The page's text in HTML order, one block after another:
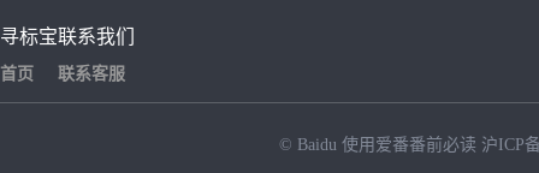
寻标宝
首页
联系我们
联系客服
© Baidu 使用爱番番前必读 沪ICP